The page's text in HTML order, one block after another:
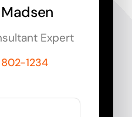
Expert
1234